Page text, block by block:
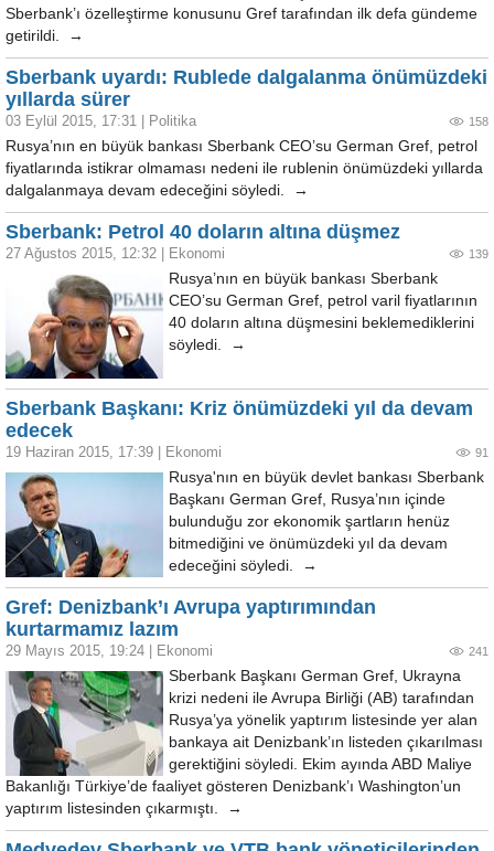
Sberbank’ı özelleştirme konusunu Gref tarafından ilk defa gündeme
getirildi. →
Sberbank uyardı: Rublede dalgalanma önümüzdeki
yıllarda sürer
03 Eylül 2015, 17:31 Politika 158
Rusya’nın en büyük bankası Sberbank CEO’su German Gref, petrol
fiyatlarında istikrar olmaması nedeni ile rublenin önümüzdeki yıllarda
dalgalanmaya devam edeceğini söyledi. →
Sberbank: Petrol 40 doların altına düşmez
27 Ağustos 2015, 12:32 Ekonomi 139
Rusya’nın en büyük bankası Sberbank
CEO’su German Gref, petrol varil fiyatlarının
40 doların altına düşmesini beklemediklerini
söyledi. →
Sberbank Başkanı: Kriz önümüzdeki yıl da devam
edecek
19 Haziran 2015, 17:39 Ekonomi 91
Rusya'nın en büyük devlet bankası Sberbank
Başkanı German Gref, Rusya’nın içinde
bulunduğu zor ekonomik şartların henüz
bitmediğini ve önümüzdeki yıl da devam
edeceğini söyledi. →
Gref: Denizbank’ı Avrupa yaptırımından
kurtarmamız lazım
29 Mayıs 2015, 19:24 Ekonomi 241
Sberbank Başkanı German Gref, Ukrayna
krizi nedeni ile Avrupa Birliği (AB) tarafından
Rusya’ya yönelik yaptırım listesinde yer alan
bankaya ait Denizbank’ın listeden çıkarılması
gerektiğini söyledi. Ekim ayında ABD Maliye
Bakanlığı Türkiye’de faaliyet gösteren Denizbank’ı Washington’un
yaptırım listesinden çıkarmıştı. →